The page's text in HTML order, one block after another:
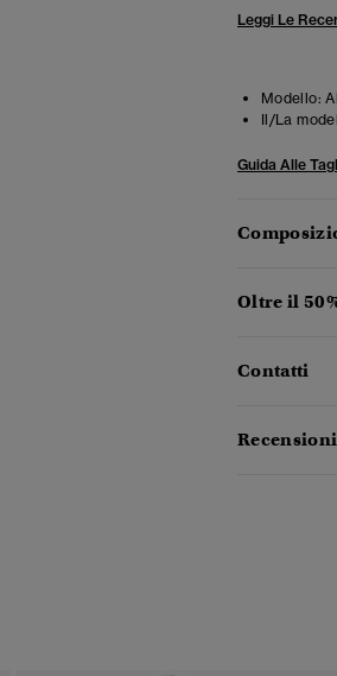
Leggi Le
Modello:
Il/La
Guida Alle
Oltre il
Contatti